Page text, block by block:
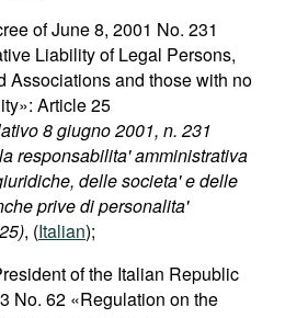
of June 8, 2001 No. 231
Liability of Legal Persons,
Associations and those with no
Article 25
8 giugno 2001, n. 231
responsabilita' amministrativa
delle societa' e delle
prive di personalita'
, (Italian);
of the Italian Republic
No. 62 «Regulation on the